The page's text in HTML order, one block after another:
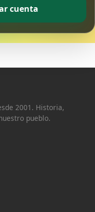
cuenta
2001. Historia,
pueblo.